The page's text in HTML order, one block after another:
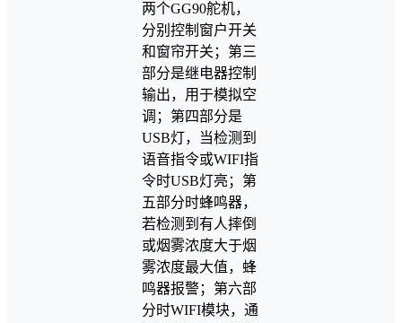
两个GG90舵机，
分别控制窗户开关
和窗帘开关；第三
部分是继电器控制
输出，用于模拟空
调；第四部分是
USB灯，当检测到
语音指令或WIFI指
令时USB灯亮；第
五部分时蜂鸣器，
若检测到有人摔倒
或烟雾浓度大于烟
雾浓度最大值，蜂
鸣器报警；第六部
分时WIFI模块，通